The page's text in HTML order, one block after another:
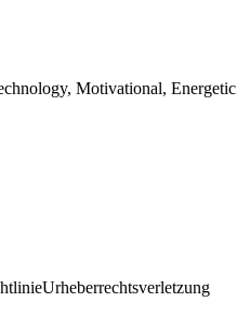
Motivational, Energetic
Urheberrechtsverletzung